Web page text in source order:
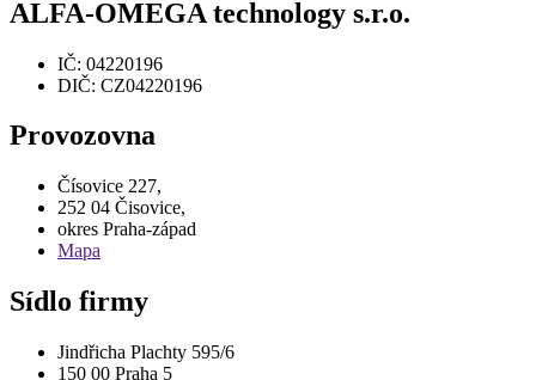
ALFA-OMEGA technology s.r.o.
IČ: 04220196
DIČ: CZ04220196
Provozovna
Čísovice 227,
252 04 Čisovice,
okres Praha-západ
Mapa
Sídlo firmy
Jindřicha Plachty 595/6
150 00 Praha 5